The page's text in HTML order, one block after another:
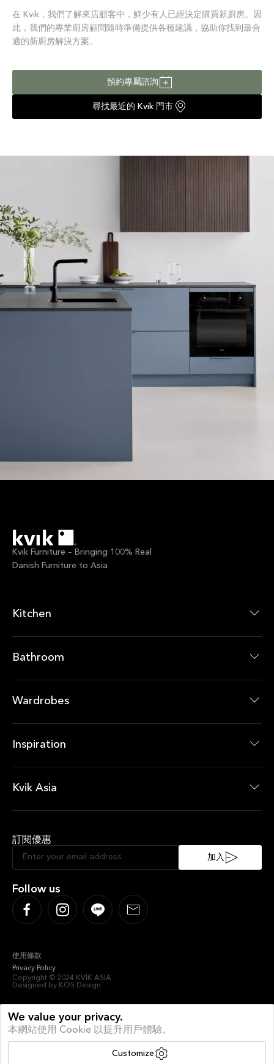
We value your privacy.
本網站使用 Cookie 以提升用戶體驗。
Customize
在 Kvik，我們了解來店顧客中，鮮少有人已經決定購買新廚房。因
此，我們的專業廚房顧問隨時準備提供各種建議，協助你找到最合
適的新廚房解決方案。
預約專屬諮詢
尋找最近的 Kvik 門市
Kvik Furniture – Bringing 100% Real
Danish Furniture to Asia
Kitchen
廚房產品
Bathroom
浴室產品
Wardrobes
衣櫃產品
Inspiration
即時優惠
Kvik Asia
Sustainable Kitchen
Sociable Kitchen
Follow us
訂閱優惠
加入
使用條款
Privacy Policy
Designed by KOS Design
Copyright © 2024 KVIK ASIA